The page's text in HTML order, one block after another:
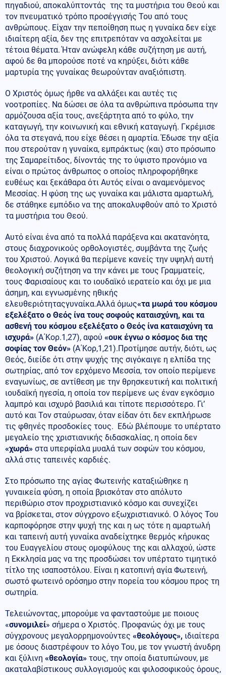
πηγαδιού, αποκαλύπτοντάς της τα μυστήρια του Θεού και
τον πνευματικό τρόπο προσέγγισής Του από τους
ανθρώπους. Είχαν την πεποίθηση πως η γυναίκα δεν είχε
ιδιαίτερη αξία, δεν της επιτρεπόταν να ασχολείται με
τέτοια θέματα. Ήταν ανώφελη κάθε συζήτηση με αυτή,
αφού δε θα μπορούσε ποτέ να κηρύξει, διότι κάθε
μαρτυρία της γυναίκας θεωρούνταν αναξιόπιστη.
Ο Χριστός όμως ήρθε να αλλάξει και αυτές τις
νοοτροπίες. Να δώσει σε όλα τα ανθρώπινα πρόσωπα την
αρμόζουσα αξία τους, ανεξάρτητα από το φύλο, την
καταγωγή, την κοινωνική και εθνική καταγωγή. Γκρέμισε
όλα τα στεγανά, που είχε θέσει η αμαρτία. Έδωσε την αξία
που στερούταν η γυναίκα, εμπράκτως (και) στο πρόσωπο
της Σαμαρείτιδος, δίνοντάς της το ύψιστο προνόμιο να
είναι ο πρώτος άνθρωπος ο οποίος πληροφορήθηκε
ευθέως και ξεκάθαρα ότι Αυτός είναι ο αναμενόμενος
Μεσσίας. Η φύση της ως γυναίκα και μάλιστα αμαρτωλή,
δε στάθηκε εμπόδιο να της αποκαλυφθούν από το Χριστό
τα μυστήρια του Θεού.
Αυτό είναι ένα από τα πολλά παράξενα και ακατανόητα,
στους διαχρονικούς ορθολογιστές, συμβάντα της ζωής
του Χριστού. Λογικά θα περίμενε κανείς την υψηλή αυτή
θεολογική συζήτηση να την κάνει με τους Γραμματείς,
τους Φαρισαίους και το ιουδαϊκό ιερατείο και όχι με μια
άσημη, και εγνωσμένης ηθικής
ελευθεριότηταςγυναίκα.Αλλά όμως«τα μωρά του κόσμου
εξελέξατο ο Θεός ίνα τους σοφούς καταισχύνη, και τα
ασθενή του κόσμου εξελέξατο ο Θεός ίνα καταισχύνη τα
ισχυρά» (Α΄Κορ.1,27), αφού «ουκ έγνω ο κόσμος δια της
σοφίας τον Θεόν» (Α΄Κορ,1,21).Προτίμησε αυτήν, διότι, ως
Θεός, διείδε ότι στην ψυχής της σιγόκαιγε η ελπίδα της
σωτηρίας, από τον ερχόμενο Μεσσία, τον οποίο περίμενε
εναγωνίως, σε αντίθεση με την θρησκευτική και πολιτική
ιουδαϊκή ηγεσία, η οποία τον περίμενε ως έναν εγκόσμιο
λαμπρό και ισχυρό βασιλιά και τίποτε περισσότερο. Γι’
αυτό και Τον σταύρωσαν, όταν είδαν ότι δεν εκπλήρωσε
τις φθηνές προσδοκίες τους. Εδώ βλέπουμε το υπέρτατο
μεγαλείο της χριστιανικής διδασκαλίας, η οποία δεν
«χωρά» στα υπερφίαλα μυαλά των σοφών του κόσμου,
αλλά στις ταπεινές καρδιές.
Στο πρόσωπο της αγίας Φωτεινής καταξιώθηκε η
γυναικεία φύση, η οποία βρισκόταν στο απόλυτο
περιθώριο στον προχριστιανικό κόσμο και συνεχίζει
να βρίσκεται, στον σύγχρονο εξωχριστιανικό. Ο λόγος Του
καρποφόρησε στην ψυχή της και η ως τότε η αμαρτωλή
και ταπεινή αυτή γυναίκα αναδείχτηκε θερμός κήρυκας
του Ευαγγελίου στους ομοφύλους της και αλλαχού, ώστε
η Εκκλησία μας να της προσδώσει τον υπέρτατο τιμητικό
τίτλο της ισαποστόλου. Είναι η κατοπινή αγία Φωτεινή,
σωστό φωτεινό ορόσημο στην πορεία του κόσμου προς τη
σωτηρία.
Τελειώνοντας, μπορούμε να φανταστούμε με ποιους
«συνομιλεί» σήμερα ο Χριστός. Προφανώς όχι με τους
σύγχρονους μεγαλορρημονούντες «θεολόγους», ιδιαίτερα
με όσους διαστρέφουν το λόγο Του, με τον γνωστή άνυδρη
και ξύλινη «θεολογία» τους, την οποία διατυπώνουν, με
ακαταλαβίστικους συλλογισμούς και φιλοσοφικούς όρους,